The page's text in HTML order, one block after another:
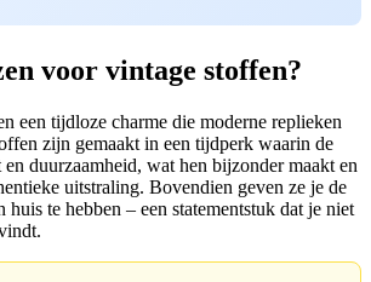
voor vintage stoffen?
een tijdloze charme die moderne replieken
zijn gemaakt in een tijdperk waarin de
duurzaamheid, wat hen bijzonder maakt en
uitstraling. Bovendien geven ze je de
huis te hebben – een statementstuk dat je niet